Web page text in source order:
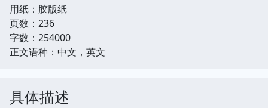
用纸：胶版纸
页数：236
字数：254000
正文语种：中文，英文
具体描述